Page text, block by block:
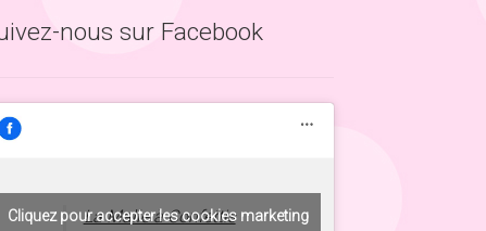
nous sur Facebook
La Malle à Confettis
Cliquez pour accepter les cookies marketing